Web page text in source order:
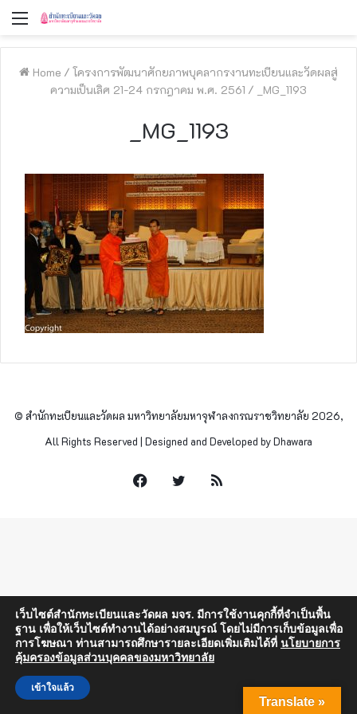
Menu
Home / โครงการพัฒนาศักยภาพบุคลากรงานทะเบียนและวัดผลสู่
ความเป็นเลิศ 21-24 กรกฎาคม พ.ศ. 2561 / _MG_1193
_MG_1193
© สำนักทะเบียนและวัดผล มหาวิทยาลัยมหาจุฬาลงกรณราชวิทยาลัย 2026,
All Rights Reserved | Designed and Developed by Dhawara
FacebookTwitter
Translate »
เว็บไซต์สำนักทะเบียนและวัดผล มจร. มีการใช้งานคุกกี้ที่จำเป็นพื้น
ฐาน เพื่อให้เว็บไซต์ทำงานได้อย่างสมบูรณ์ โดยไม่มีการเก็บข้อมูลเพื่อ
การโฆษณา ท่านสามารถศึกษารายละเอียดเพิ่มเติมได้ที่ นโยบายการ
คุ้มครองข้อมูลส่วนบุคคลของมหาวิทยาลัย
เข้าใจแล้ว